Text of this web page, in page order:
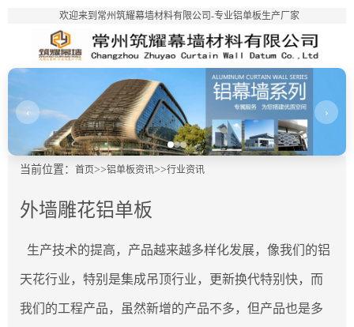
欢迎来到常州筑耀幕墙材料有限公司-专业铝单板生产厂家
‹ ›
当前位置： 首页>>铝单板资讯>>行业资讯
外墙雕花铝单板
生产技术的提高，产品越来越多样化发展，像我们的铝
天花行业，特别是集成吊顶行业，更新换代特别快，而
我们的工程产品，虽然新增的产品不多，但产品也是多